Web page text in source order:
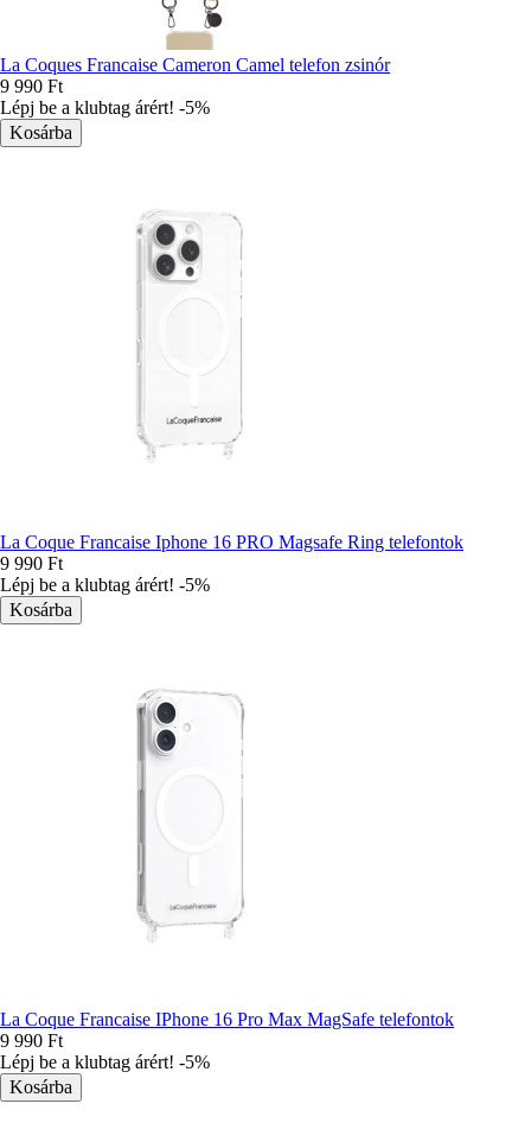
La Coques Francaise Cameron Camel telefon zsinór
9 990 Ft
Lépj be a klubtag árért! -5%
La Coque Francaise Iphone 16 PRO Magsafe Ring telefontok
9 990 Ft
Lépj be a klubtag árért! -5%
La Coque Francaise IPhone 16 Pro Max MagSafe telefontok
9 990 Ft
Lépj be a klubtag árért! -5%